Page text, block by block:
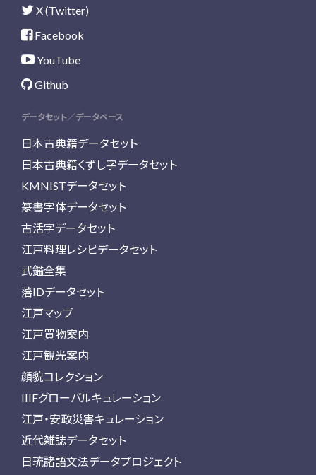
X (Twitter)
Facebook
YouTube
Github
データセット／データベース
日本古典籍データセット
日本古典籍くずし字データセット
KMNISTデータセット
篆書字体データセット
古活字データセット
江戸料理レシピデータセット
武鑑全集
藩IDデータセット
江戸マップ
江戸買物案内
江戸観光案内
顔貌コレクション
IIIFグローバルキュレーション
江戸・安政災害キュレーション
近代雑誌データセット
日琉諸語文法データプロジェクト